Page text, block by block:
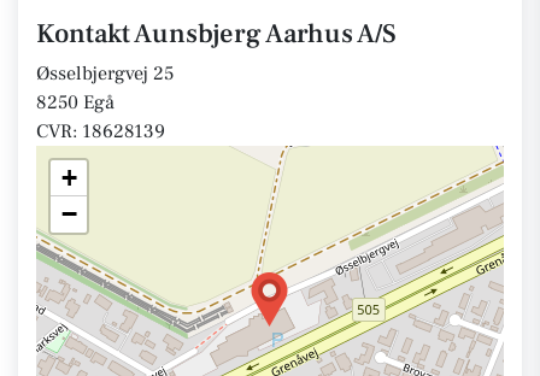
Kontakt Aunsbjerg Aarhus A/S
Øsselbjergvej 25
8250 Egå
CVR: 18628139
+
−